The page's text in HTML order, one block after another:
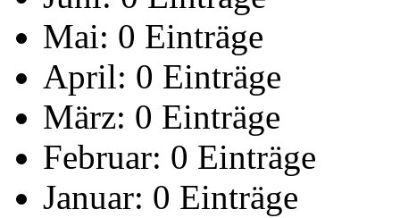
Mai: 0 Einträge
April: 0 Einträge
März: 0 Einträge
Februar: 0 Einträge
Januar: 0 Einträge